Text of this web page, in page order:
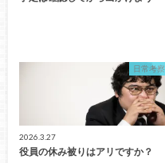
日常考察
2026.3.27
役員の休み被りはアリですか？